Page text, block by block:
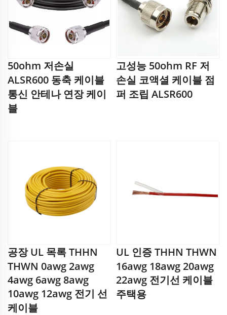
50ohm 저손실
ALSR600 동축 케이블
통신 안테나 연장 케이
블
고성능 50ohm RF 저
손실 코액셜 케이블 점
퍼 조립 ALSR600
공장 UL 목록 THHN
THWN 0awg 2awg
4awg 6awg 8awg
10awg 12awg 전기 선
케이블
UL 인증 THHN THWN
16awg 18awg 20awg
22awg 전기선 케이블
주택용